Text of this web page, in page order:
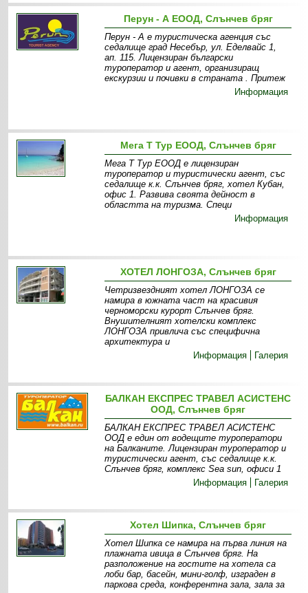
Перун - А ЕООД, Слънчев бряг
Перун - А е туристическа агенция със
седалище град Несебър, ул. Еделвайс 1,
ап. 115. Лицензиран български
туроператор и агент, организиращ
екскурзии и почивки в страната . Притеж
Информация
Мега Т Тур ЕООД, Слънчев бряг
Мега Т Тур ЕООД е лицензиран
туроператор и туристически агент, със
седалище к.к. Слънчев бряг, хотел Кубан,
офис 1. Развива своята дейност в
областта на туризма. Специ
Информация
ХОТЕЛ ЛОНГОЗА, Слънчев бряг
Четризвездният хотел ЛОНГОЗА се
намира в южната част на красивия
черноморски курорт Слънчев бряг.
Внушителният хотелски комплекс
ЛОНГОЗА привлича със специфична
архитектура и
Информация
Галерия
БАЛКАН ЕКСПРЕС ТРАВЕЛ АСИСТЕНС
ООД, Слънчев бряг
БАЛКАН ЕКСПРЕС ТРАВЕЛ АСИСТЕНС
ООД е един от водещите туроператори
на Балканите. Лицензиран туроператор и
туристически агент, със седалище к.к.
Слънчев бряг, комплекс Sea sun, офиси 1
Информация
Галерия
Хотел Шипка, Слънчев бряг
Хотел Шипка се намира на първа линия на
плажната ивица в Слънчев бряг. На
разположение на гостите на хотела са
лоби бар, басейн, мини-голф, изграден в
паркова среда, конферентна зала, зала за